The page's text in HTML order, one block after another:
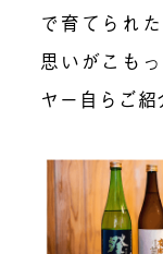
で育てられ
思いがこも
ヤー自らご紹